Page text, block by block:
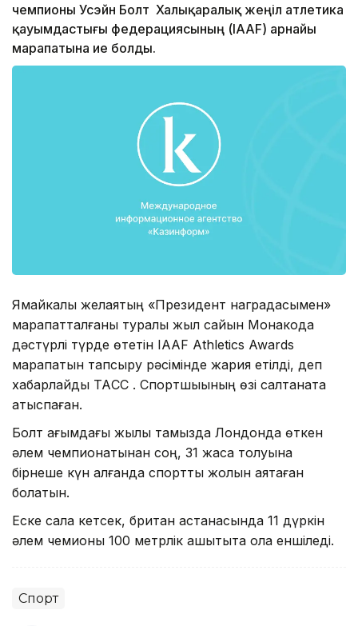
чемпионы Усэйн Болт Халықаралық жеңіл атлетика
қауымдастығы федерациясының (IAAF) арнайы
марапатына ие болды.
Ямайкалық желаяқтың «Президент наградасымен»
марапатталғаны туралы жыл сайын Монакода
дәстүрлі түрде өтетін IAAF Athletics Awards
марапатын тапсыру рәсімінде жария етілді, деп
хабарлайды ТАCC . Спортшыының өзі салтанатқа
қатыспаған.
Болт ағымдағы жылы тамызда Лондонда өткен
әлем чемпионатынан соң, 31 жасқа толуына
бірнеше күн қалғанда спорттық жолын аяқтаған
болатын.
Еске сала кетсек, британ астанасында 11 дүркін
әлем чемионы 100 метрлік қашықтықта қола еншіледі.
Спорт